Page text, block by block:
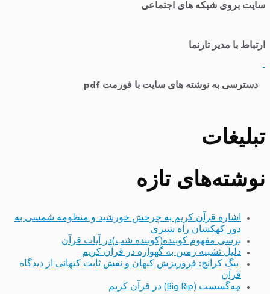
سایت بروی شبکه های اجتماعی
ارتباط با مدیر تارنما
دسترسی به نوشته های سایت با فورمت pdf
تبلیغات
نوشته‌های تازه
اشاره قرآن کریم به چرخش خورشید و منظومه شمسی به
دور کهکشان راه شیری
برسی مفهوم کوبنده(کوبنده شب)در آیات قرآن
دلیل تشبیه زمین به گهواره در قرآن کریم
بیگ کرانچ: فروریزش کیهان و نقش ثابت کیهانی از دیدگاه
قرآن
مِه‌گسست (Big Rip) در قرآن کریم